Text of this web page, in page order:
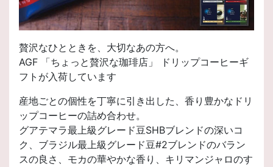
贅沢なひとときを、大切なあの方へ。
AGF 「ちょっと贅沢な珈琲店」 ドリップコーヒーギ
フトが入荷しています
産地ごとの個性を丁寧に引き出した、香り豊かなドリ
ップコーヒーの詰め合わせ。
グアテマラ最上級グレード豆SHBブレンドの深いコ
ク、ブラジル最上級グレード豆#2ブレンドのバラン
スの良さ、モカの華やかな香り、キリマンジャロのす